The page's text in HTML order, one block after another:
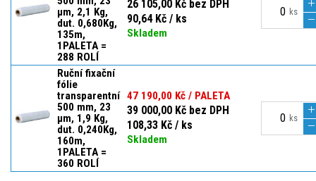
µm, 2,1 Kg,
dut. 0,680Kg,
135m,
1PALETA =
288 ROLÍ
26 105,00 Kč bez DPH
90,64 Kč / ks
Skladem
ks
Ruční fixační
fólie
transparentní
500 mm, 23
µm, 1,9 Kg,
dut. 0,240Kg,
160m,
1PALETA =
360 ROLÍ
47 190,00 Kč / PALETA
39 000,00 Kč bez DPH
108,33 Kč / ks
Skladem
ks